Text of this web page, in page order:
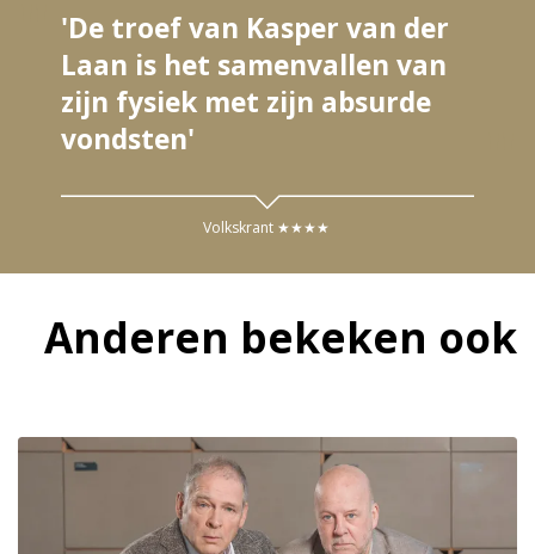
'De troef van Kasper van der
Laan is het samenvallen van
zijn fysiek met zijn absurde
vondsten'
Volkskrant ★★★★
Anderen bekeken ook